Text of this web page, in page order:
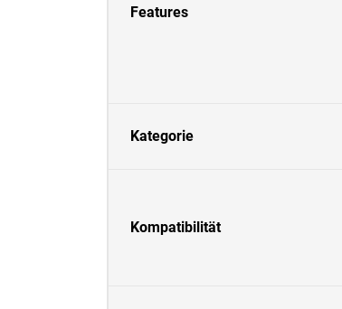
Features
Kategorie
Kompatibilität